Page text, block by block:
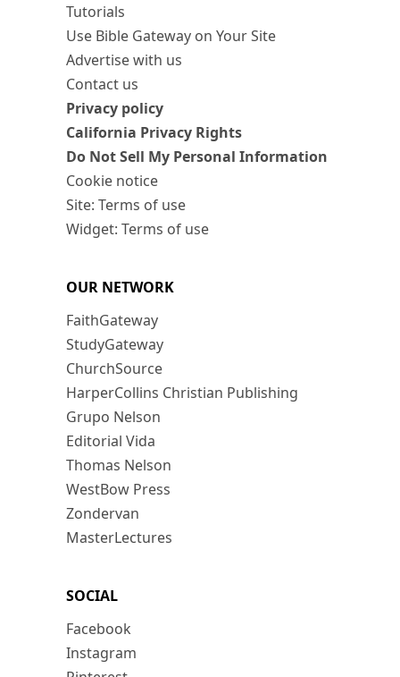
Tutorials
Use Bible Gateway on Your Site
Advertise with us
Contact us
Privacy policy
California Privacy Rights
Do Not Sell My Personal Information
Cookie notice
Site: Terms of use
Widget: Terms of use
OUR NETWORK
FaithGateway
StudyGateway
ChurchSource
HarperCollins Christian Publishing
Grupo Nelson
Editorial Vida
Thomas Nelson
WestBow Press
Zondervan
MasterLectures
SOCIAL
Facebook
Instagram